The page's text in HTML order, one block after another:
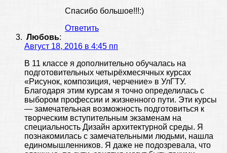
Спасибо большое!!!:)
Ответить
Любовь:
Август 18, 2016 в 4:45 пп
В 11 классе я дополнительно обучалась на
подготовительных четырёхмесячных курсах
«Рисунок, композиция, черчение» в УлГТУ.
Благодаря этим курсам я точно определилась с
выбором профессии и жизненного пути. Эти курсы
— замечательная возможность подготовиться к
творческим вступительным экзаменам на
специальность Дизайн архитектурной среды. Я
познакомилась с замечательными людьми, нашла
единомышленников. Я даже не подозревала, что